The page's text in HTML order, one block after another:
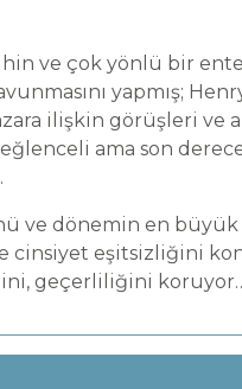
ve çok yönlü bir
yapmış;
ilişkin görüşleri ve
ama son
ve dönemin en
cinsiyet eşitsizliğini
geçerliliğini